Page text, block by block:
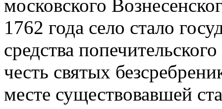
московского
1762 года село стало
средства
честь святых
месте существовавшей